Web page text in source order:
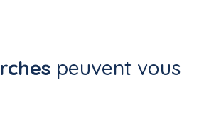
peuvent vous